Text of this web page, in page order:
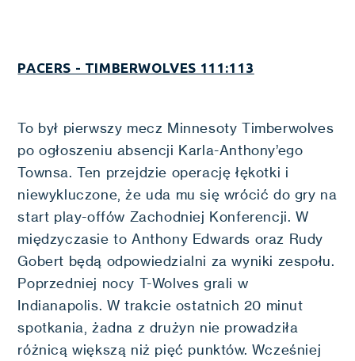
PACERS - TIMBERWOLVES 111:113
To był pierwszy mecz Minnesoty Timberwolves
po ogłoszeniu absencji Karla-Anthony’ego
Townsa. Ten przejdzie operację łękotki i
niewykluczone, że uda mu się wrócić do gry na
start play-offów Zachodniej Konferencji. W
międzyczasie to Anthony Edwards oraz Rudy
Gobert będą odpowiedzialni za wyniki zespołu.
Poprzedniej nocy T-Wolves grali w
Indianapolis. W trakcie ostatnich 20 minut
spotkania, żadna z drużyn nie prowadziła
różnicą większą niż pięć punktów. Wcześniej